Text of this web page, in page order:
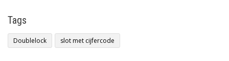
Tags
Doublelock slot met cijfercode